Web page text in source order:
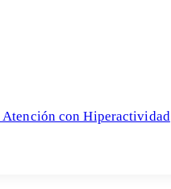
con Hiperactividad